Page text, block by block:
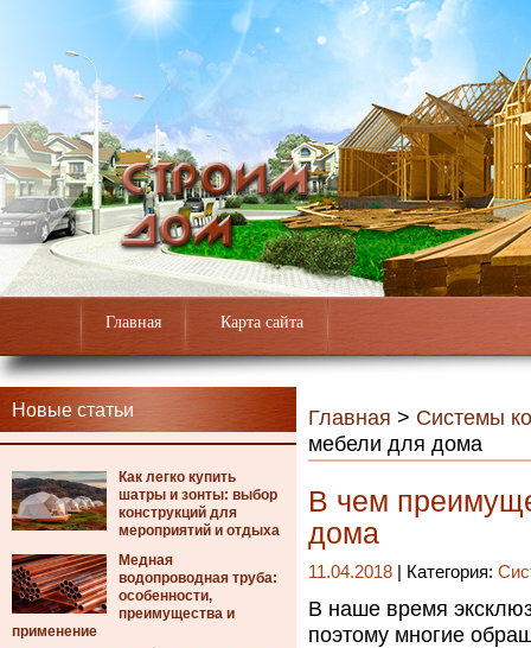
Главная Карта сайта
Новые статьи
Как легко купить
шатры и зонты: выбор
конструкций для
мероприятий и отдыха
Медная
водопроводная труба:
особенности,
преимущества и
применение
Главная > Системы
мебели для дома
В чем
дома
11.04.2018 | Категория:
В наше время
поэтому многие